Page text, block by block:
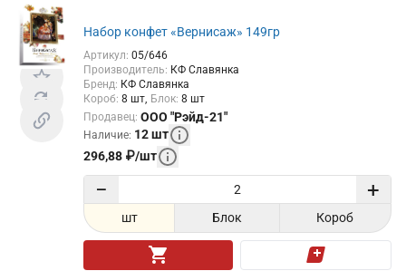
Набор конфет «Вернисаж» 149гр
Артикул: 05/646
Производитель: КФ Славянка
Бренд: КФ Славянка
Короб: 8 шт Блок: 8 шт
Продавец: ООО "Рэйд-21"
Наличие: 12шт
296,88 ₽/шт
− +
шт Блок Короб